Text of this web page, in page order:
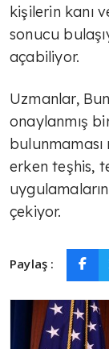
kişilerin kanı
sonucu
açabiliyor.
Uzmanlar,
onaylanmış
bulunmaması
erken teşhis,
çekiyor.
Paylaş :